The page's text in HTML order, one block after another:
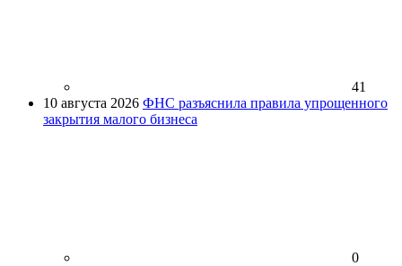
41
10 августа 2026 ФНС разъяснила правила упрощенного
закрытия малого бизнеса
0